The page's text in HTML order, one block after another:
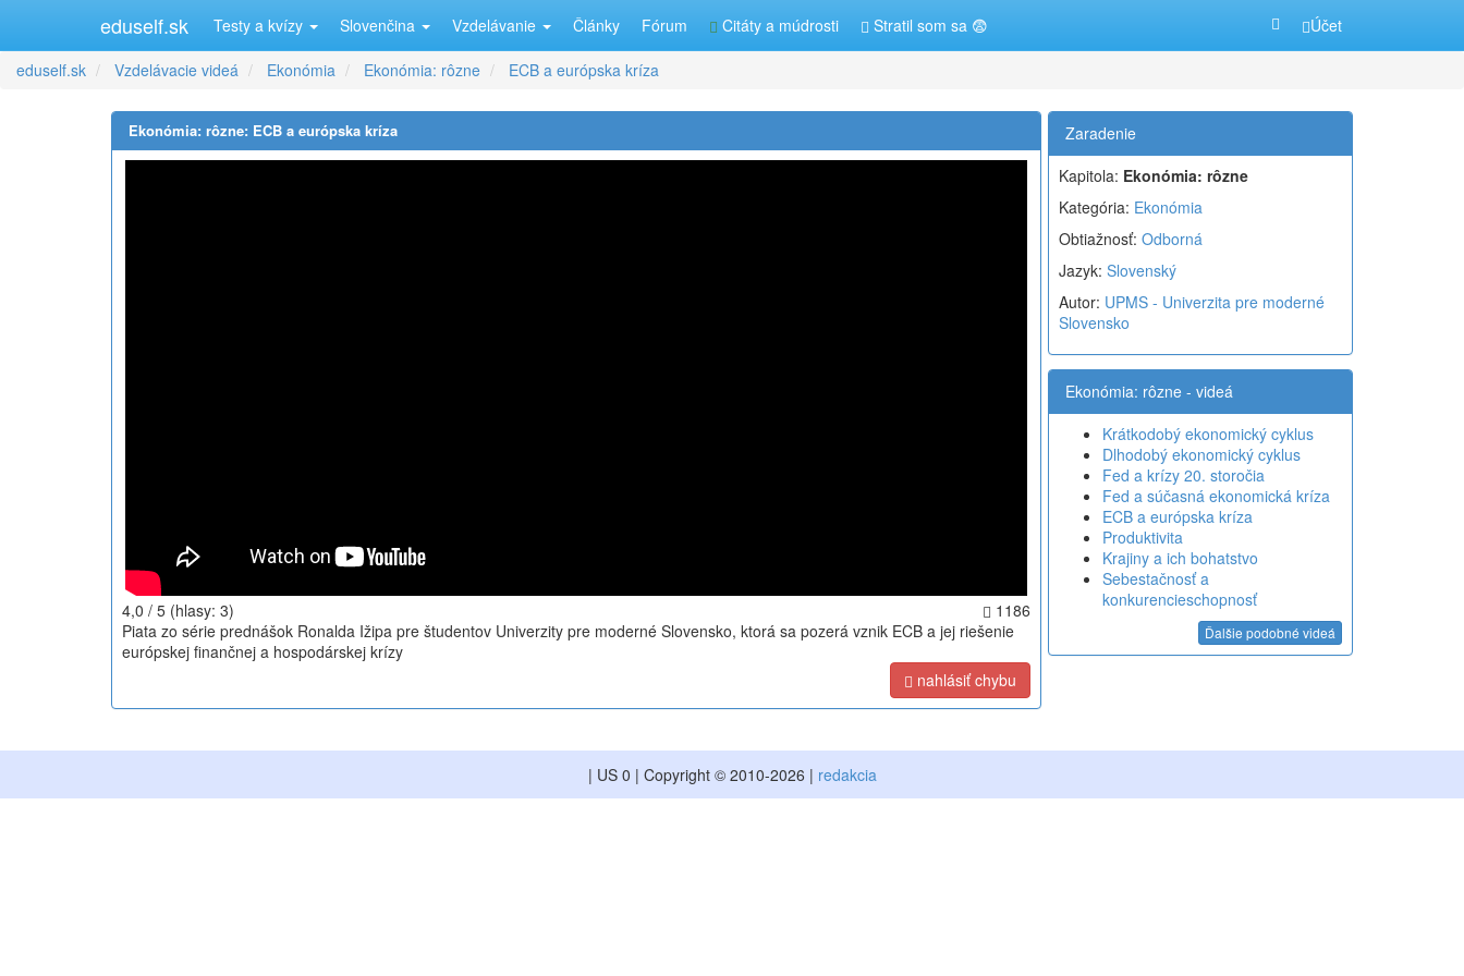
eduself.sk Testy a kvízy Slovenčina Vzdelávanie Články Fórum Citáty a múdrosti Stratil som sa 😨 Účet
eduself.sk Vzdelávacie videá Ekonómia Ekonómia: rôzne ECB a európska kríza
Ekonómia: rôzne: ECB a európska kríza
4,0 / 5 (hlasy: 3)
1186
Piata zo série prednášok Ronalda Ižipa pre študentov Univerzity pre moderné Slovensko, ktorá sa pozerá vznik ECB a jej riešenie
európskej finančnej a hospodárskej krízy
nahlásiť chybu
Zaradenie
Kapitola: Ekonómia: rôzne
Kategória: Ekonómia
Obtiažnosť: Odborná
Jazyk: Slovenský
Autor: UPMS - Univerzita pre moderné
Slovensko
Ekonómia: rôzne - videá
Krátkodobý ekonomický cyklus
Dlhodobý ekonomický cyklus
Fed a krízy 20. storočia
Fed a súčasná ekonomická kríza
ECB a európska kríza
Produktivita
Krajiny a ich bohatstvo
Sebestačnosť a
konkurencieschopnosť
Ďalšie podobné videá
| US 0 | Copyright © 2010-2026 | redakcia